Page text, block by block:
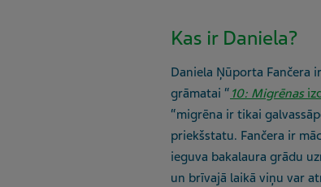
Kas ir Daniela?
Daniela Ņūporta Fančera
grāmatai “ 10: Migrēnas
“migrēna ir tikai
priekšstatu. Fančera ir
ieguva bakalaura grādu
un brīvajā laikā viņu var